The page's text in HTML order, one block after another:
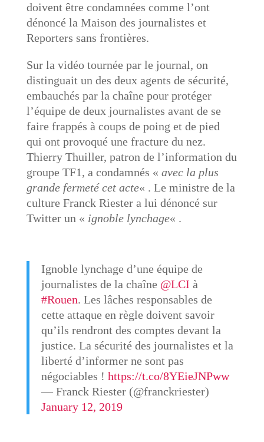
doivent être condamnées comme l’ont
dénoncé la Maison des journalistes et
Reporters sans frontières.
Sur la vidéo tournée par le journal, on
distinguait un des deux agents de sécurité,
embauchés par la chaîne pour protéger
l’équipe de deux journalistes avant de se
faire frappés à coups de poing et de pied
qui ont provoqué une fracture du nez.
Thierry Thuiller, patron de l’information du
groupe TF1, a condamnés « avec la plus
grande fermeté cet acte« . Le ministre de la
culture Franck Riester a lui dénoncé sur
Twitter un « ignoble lynchage« .
Ignoble lynchage d’une équipe de
journalistes de la chaîne @LCI à
#Rouen. Les lâches responsables de
cette attaque en règle doivent savoir
qu’ils rendront des comptes devant la
justice. La sécurité des journalistes et la
liberté d’informer ne sont pas
négociables ! https://t.co/8YEieJNPww
— Franck Riester (@franckriester)
January 12, 2019